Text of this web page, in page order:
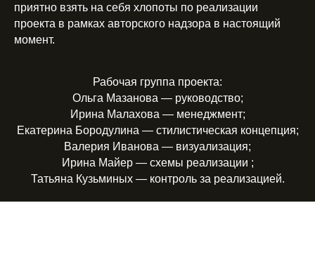
приятно взять на себя хлопоты по реализации
проекта в рамках авторского надзора в настоящий
момент.
Рабочая группа проекта:
Ольга Мазанова — руководство;
Ирина Малахова — менеджмент;
Екатерина Бородулина — стилистическая концепция;
Валерия Иванова — визуализация;
Ирина Майер — схемы реализации ;
Татьяна Кузьминых — контроль за реализацией.